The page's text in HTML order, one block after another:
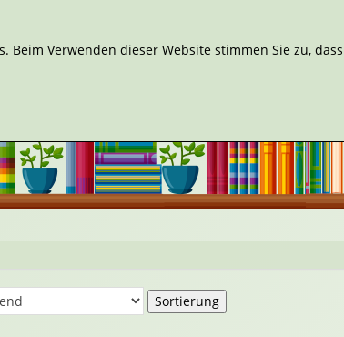
Verwenden dieser Website stimmen Sie zu,